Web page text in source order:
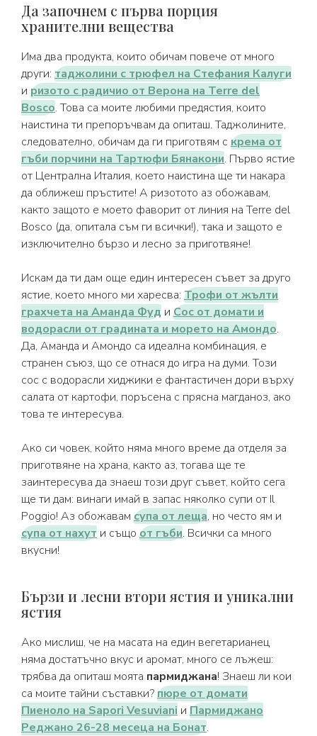
Да започнем с първа порция
хранителни вещества
Има два продукта, които обичам повече от много
други: таджолини с трюфел на Стефания Калуги
и ризото с радичио от Верона на Terre del
Bosco. Това са моите любими предястия, които
наистина ти препоръчвам да опиташ. Таджолините,
следователно, обичам да ги приготвям с крема от
гъби порчини на Тартюфи Бянакони. Първо ястие
от Централна Италия, което наистина ще ти накара
да оближеш пръстите! А ризотото аз обожавам,
както защото е моето фаворит от линия на Terre del
Bosco (да, опитала съм ги всички!), така и защото е
изключително бързо и лесно за приготвяне!
Искам да ти дам още един интересен съвет за друго
ястие, което много ми харесва: Трофи от жълти
грахчета на Аманда Фуд и Сос от домати и
водорасли от градината и морето на Амондо.
Да, Аманда и Амондо са идеална комбинация, е
странен съюз, що се отнася до игра на думи. Този
сос с водорасли хиджики е фантастичен дори върху
салата от картофи, поръсена с прясна магданоз, ако
това те интересува.
Ако си човек, който няма много време да отделя за
приготвяне на храна, както аз, тогава ще те
заинтересува да знаеш този друг съвет, който сега
ще ти дам: винаги имай в запас няколко супи от Il
Poggio! Аз обожавам супа от леща, но често ям и
супа от нахут и също от гъби. Всички са много
вкусни!
Бързи и лесни втори ястия и уникални
ястия
Ако мислиш, че на масата на един вегетарианец
няма достатъчно вкус и аромат, много се лъжеш:
трябва да опиташ моята пармиджана! Знаеш ли кои
са моите тайни съставки?пюре от домати
Пиеноло на Sapori Vesuviani и Пармиджано
Реджано 26-28 месеца на Бонат.